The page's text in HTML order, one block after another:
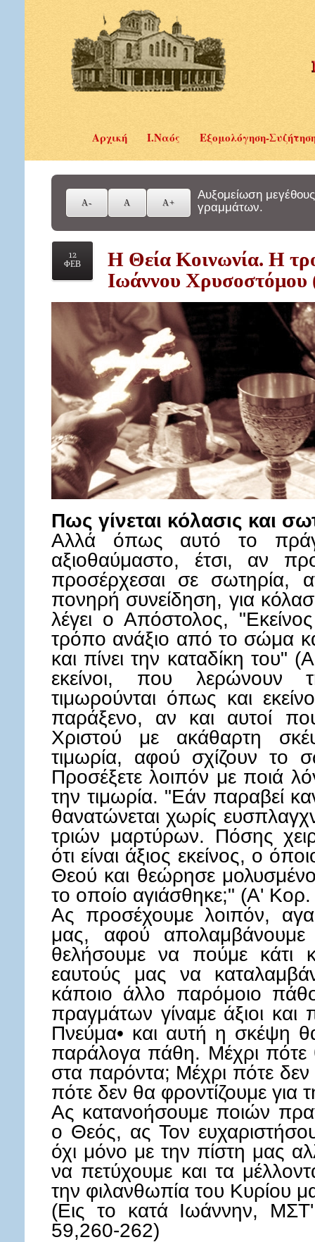
Αρχική Ι.Ναός Εξομολόγηση-
Αυξομείωση μεγέθους
γραμμάτων.
12
ΦΕΒ
Η Θεία Κοινωνία. Η
Ιωάννου Χρυσοστόμου
Πως γίνεται κόλασις και
Αλλά όπως αυτό το
αξιοθαύμαστο, έτσι, αν
προσέρχεσαι σε σωτηρία,
πονηρή συνείδηση, για
λέγει ο Απόστολος,
τρόπο ανάξιο από το σώμα
και πίνει την καταδίκη
εκείνοι, που λερώνουν
τιμωρούνται όπως και
παράξενο, αν και αυτοί
Χριστού με ακάθαρτη
τιμωρία, αφού σχίζουν το
Προσέξετε λοιπόν με ποιά
την τιμωρία. "Εάν παραβεί
θανατώνεται χωρίς
τριών μαρτύρων. Πόσης
ότι είναι άξιος εκείνος, ο
Θεού και θεώρησε
το οποίο αγιάσθηκε;" (Α'
Ας προσέχουμε λοιπόν,
μας, αφού απολαμβάνουμε
θελήσουμε να πούμε κάτι
εαυτούς μας να
κάποιο άλλο παρόμοιο
πραγμάτων γίναμε άξιοι
Πνεύμα• και αυτή η σκέψη
παράλογα πάθη. Μέχρι πότε
στα παρόντα; Μέχρι πότε
πότε δεν θα φροντίζουμε για
Ας κατανοήσουμε ποιών
ο Θεός, ας Τον
όχι μόνο με την πίστη μας
να πετύχουμε και τα
την φιλανθωπία του Κυρίου
(Εις το κατά Ιωάννην,
59,260-262)